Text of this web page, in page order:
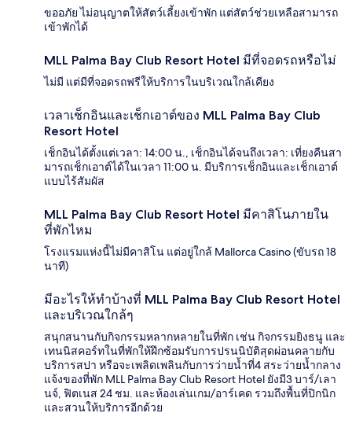
ขออภัย ไม่อนุญาตให้สัตว์เลี้ยงเข้าพัก แต่สัตว์ช่วยเหลือสามารถ
เข้าพักได้
MLL Palma Bay Club Resort Hotel มีที่จอดรถหรือไม่
ไม่มี แต่มีที่จอดรถฟรีให้บริการในบริเวณใกล้เคียง
เวลาเช็กอินและเช็กเอาต์ของ MLL Palma Bay Club
Resort Hotel
เช็กอินได้ตั้งแต่เวลา: 14:00 น., เช็กอินได้จนถึงเวลา: เที่ยงคืนสา
มารถเช็กเอาต์ได้ในเวลา 11:00 น. มีบริการเช็กอินและเช็กเอาต์
แบบไร้สัมผัส
MLL Palma Bay Club Resort Hotel มีคาสิโนภายใน
ที่พักไหม
โรงแรมแห่งนี้ไม่มีคาสิโน แต่อยู่ใกล้ Mallorca Casino (ขับรถ 18
นาที)
มีอะไรให้ทำบ้างที่ MLL Palma Bay Club Resort Hotel
และบริเวณใกล้ๆ
สนุกสนานกับกิจกรรมหลากหลายในที่พัก เช่น กิจกรรมยิงธนู และ
เทนนิสคอร์ทในที่พักให้ฝึกซ้อมรับการปรนนิบัติสุดผ่อนคลายกับ
บริการสปา หรือจะเพลิดเพลินกับการว่ายน้ำที่4 สระว่ายน้ำกลาง
แจ้งของที่พัก MLL Palma Bay Club Resort Hotel ยังมี3 บาร์/เลา
นจ์, ฟิตเนส 24 ชม. และห้องเล่นเกม/อาร์เคด รวมถึงพื้นที่ปิกนิก
และสวนให้บริการอีกด้วย